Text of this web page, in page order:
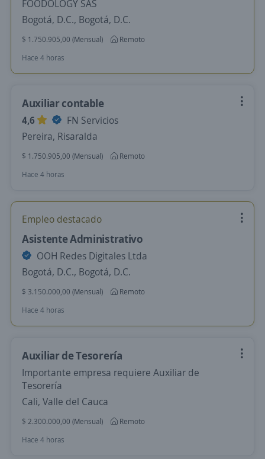
FOODOLOGY SAS
Bogotá, D.C., Bogotá, D.C.
$ 1.750.905,00 (Mensual)
Remoto
Hace 4 horas
Auxiliar contable
4,6
FN Servicios
Pereira, Risaralda
$ 1.750.905,00 (Mensual)
Remoto
Hace 4 horas
Empleo destacado
Asistente Administrativo
OOH Redes Digitales Ltda
Bogotá, D.C., Bogotá, D.C.
$ 3.150.000,00 (Mensual)
Remoto
Hace 4 horas
Auxiliar de Tesorería
Importante empresa requiere Auxiliar de
Tesorería
Cali, Valle del Cauca
$ 2.300.000,00 (Mensual)
Remoto
Hace 4 horas